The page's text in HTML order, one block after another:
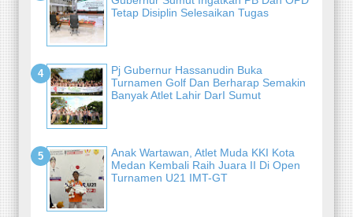
Tetap Disiplin Selesaikan Tugas
Pj Gubernur Hassanudin Buka
Turnamen Golf Dan Berharap Semakin
Banyak Atlet Lahir DarI Sumut
Anak Wartawan, Atlet Muda KKI Kota
Medan Kembali Raih Juara II Di Open
Turnamen U21 IMT-GT